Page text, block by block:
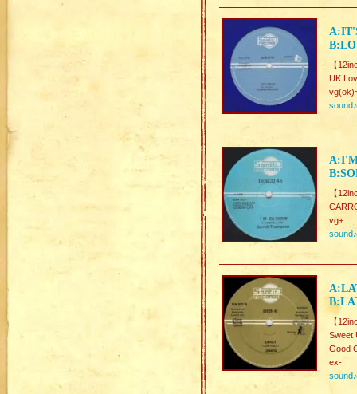
【
UK
sound♪
A:I'M
【
vg+
sound♪
【
Sweet
Good
ex-
sound♪